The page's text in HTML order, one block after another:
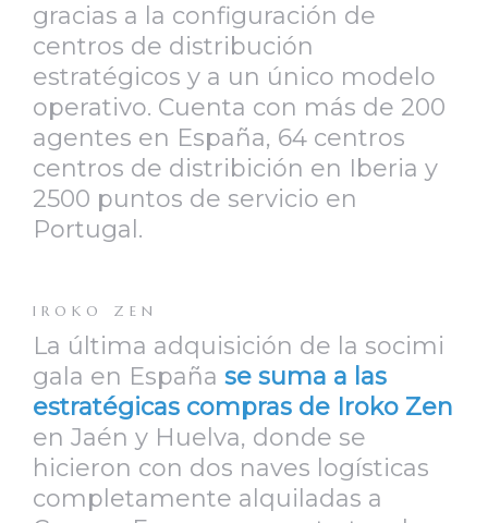
gracias a la configuración de
centros de distribución
estratégicos y a un único modelo
operativo. Cuenta con más de 200
agentes en España, 64 centros
centros de distribición en Iberia y
2500 puntos de servicio en
Portugal.
IROKO ZEN
La última adquisición de la socimi
gala en España se suma a las
estratégicas compras de Iroko Zen
en Jaén y Huelva, donde se
hicieron con dos naves logísticas
completamente alquiladas a